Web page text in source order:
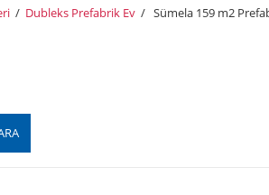
/ Dubleks Prefabrik Ev / Sümela 159 m2